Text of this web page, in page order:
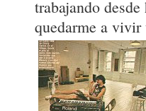
trabajando
quedarme a vivir